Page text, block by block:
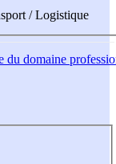
/ Logistique
du domaine